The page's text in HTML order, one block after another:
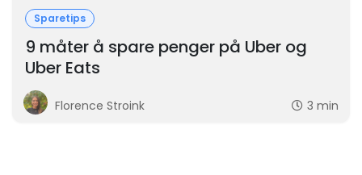
Sparetips
9 måter å spare penger på Uber og
Uber Eats
Florence Stroink 3 min